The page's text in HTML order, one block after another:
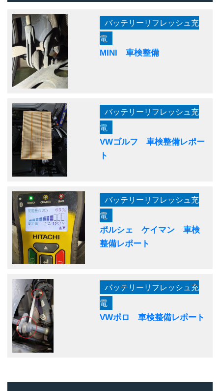
バッテリーリフレッシュ充
電
MINI 車検整備
バッテリーリフレッシュ充
電
VWゴルフ 車検整備レポー
ト
バッテリーリフレッシュ充
電
ポルシェ ケイマン 車検
整備レポート
バッテリーリフレッシュ充
電
VWポロ 車検整備レポート